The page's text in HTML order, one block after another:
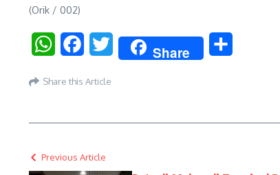
(Orik / 002)
WhatsAppFacebookTwitter Share
Share this Article
Previous Article